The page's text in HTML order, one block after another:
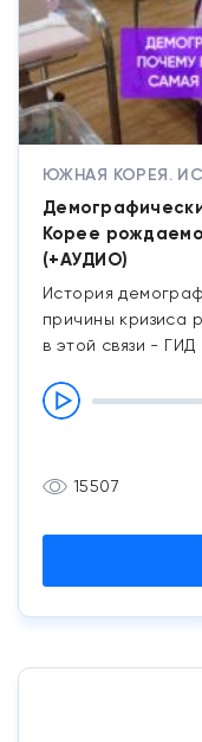
ЮЖНАЯ КОРЕЯ.
Корее
(+АУДИО)
История
причины кризиса
в этой связи -
15507